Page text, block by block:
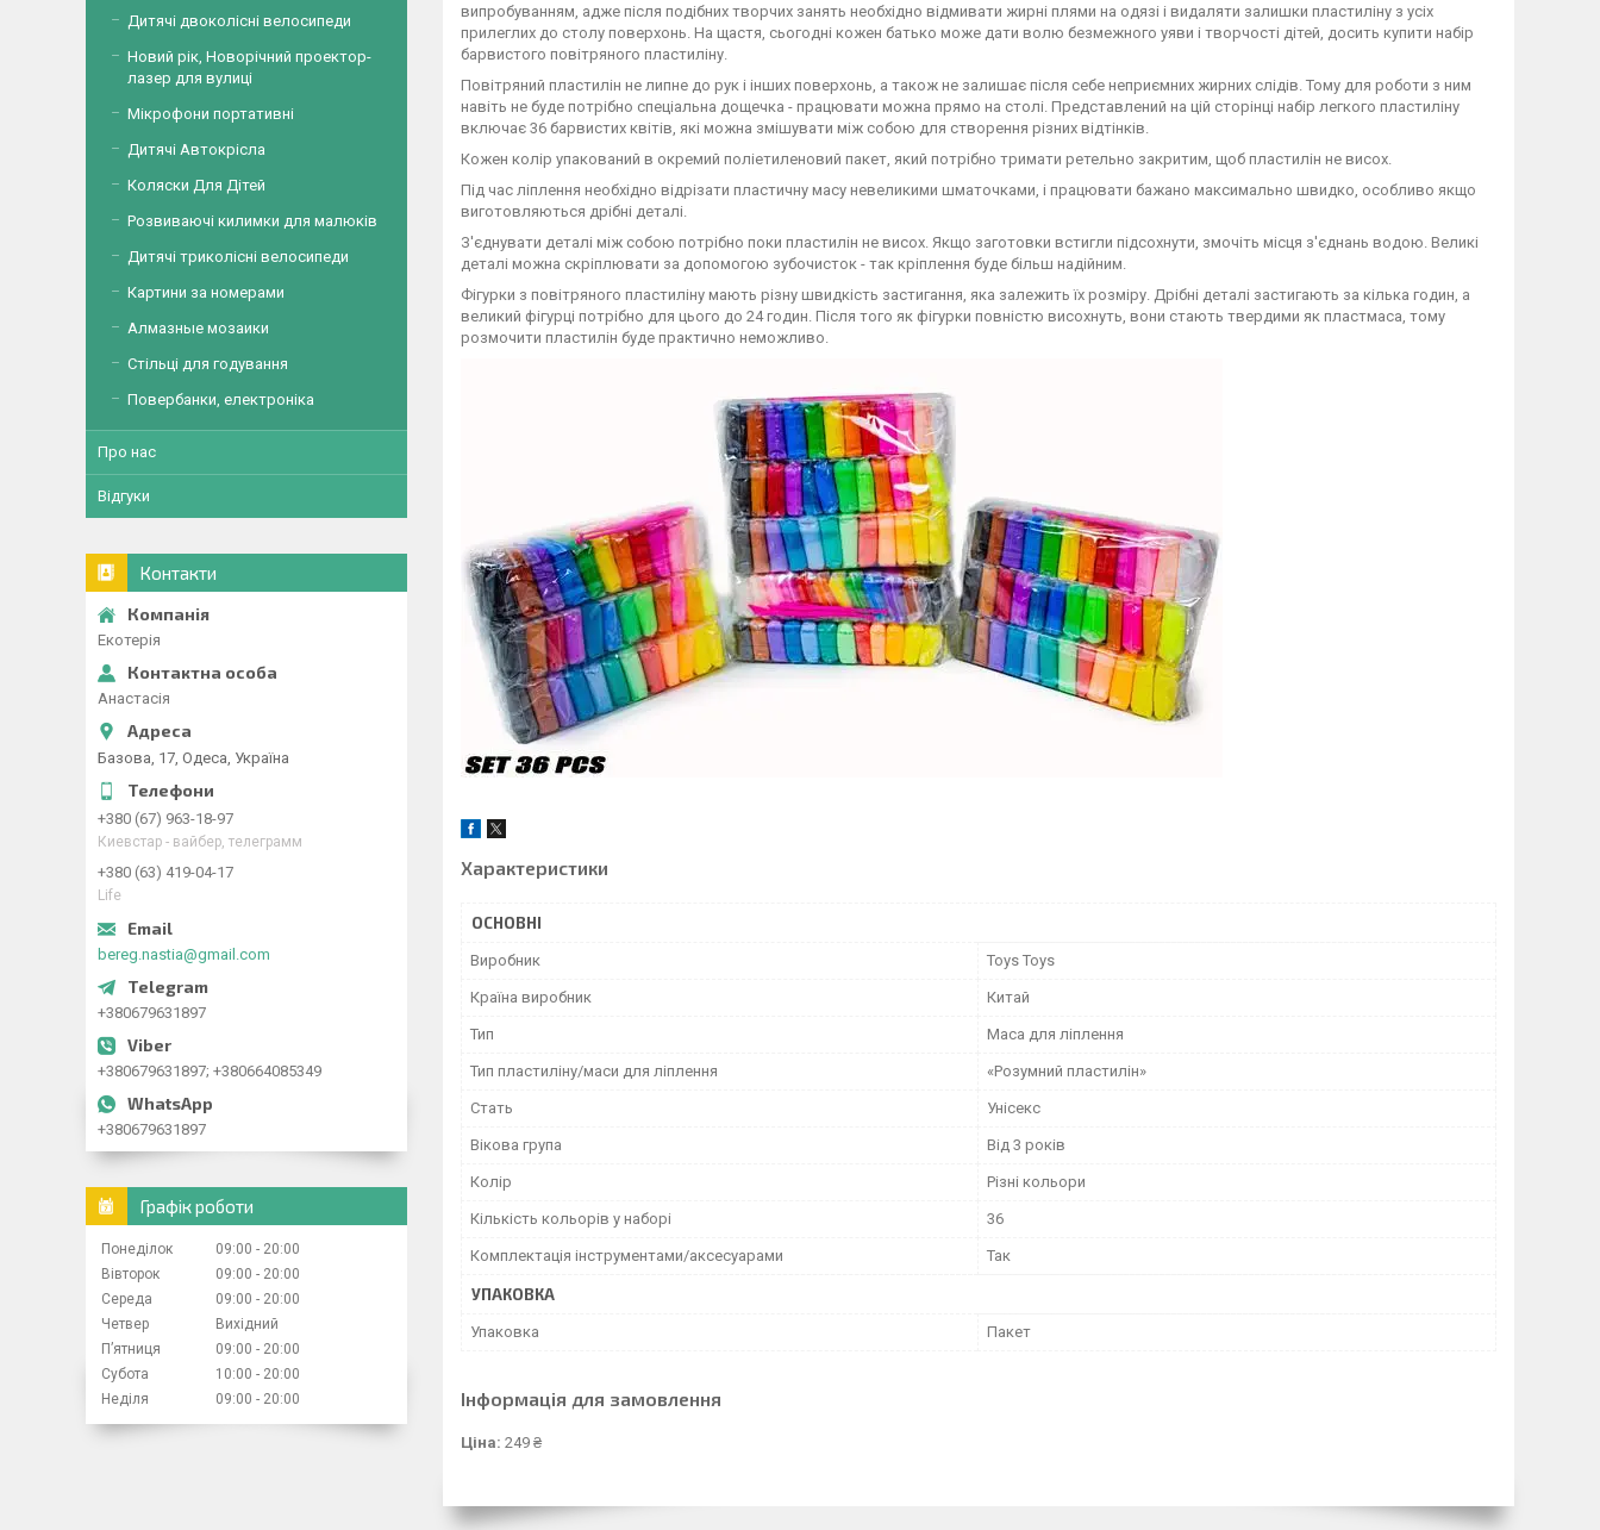
випробуванням, адже після подібних творчих занять необхідно відмивати жирні плями на одязі і видаляти залишки пластиліну з усіх
прилеглих до столу поверхонь. На щастя, сьогодні кожен батько може дати волю безмежного уяви і творчості дітей, досить купити набір
барвистого повітряного пластиліну.
Повітряний пластилін не липне до рук і інших поверхонь, а також не залишає після себе неприємних жирних слідів. Тому для роботи з ним
навіть не буде потрібно спеціальна дощечка - працювати можна прямо на столі. Представлений на цій сторінці набір легкого пластиліну
включає 36 барвистих квітів, які можна змішувати між собою для створення різних відтінків.
Кожен колір упакований в окремий поліетиленовий пакет, який потрібно тримати ретельно закритим, щоб пластилін не висох.
Під час ліплення необхідно відрізати пластичну масу невеликими шматочками, і працювати бажано максимально швидко, особливо якщо
виготовляються дрібні деталі.
З'єднувати деталі між собою потрібно поки пластилін не висох. Якщо заготовки встигли підсохнути, змочіть місця з'єднань водою. Великі
деталі можна скріплювати за допомогою зубочисток - так кріплення буде більш надійним.
Фігурки з повітряного пластиліну мають різну швидкість застигання, яка залежить їх розміру. Дрібні деталі застигають за кілька годин, а
великий фігурці потрібно для цього до 24 годин. Після того як фігурки повністю висохнуть, вони стають твердими як пластмаса, тому
розмочити пластилін буде практично неможливо.
Характеристики
ОСНОВНІ
Виробник Toys Toys
Країна виробник Китай
Тип Маса для ліплення
Тип пластиліну/маси для ліплення «Розумний пластилін»
Стать Унісекс
Вікова група Від 3 років
Колір Різні кольори
Кількість кольорів у наборі 36
Комплектація інструментами/аксесуарами Так
УПАКОВКА
Упаковка Пакет
Інформація для замовлення
Ціна: 249 ₴
Дитячі двоколісні велосипеди
Новий рік, Новорічний проектор-
лазер для вулиці
Мікрофони портативні
Дитячі Автокрісла
Коляски Для Дітей
Розвиваючі килимки для малюків
Дитячі триколісні велосипеди
Картини за номерами
Алмазные мозаики
Стільці для годування
Повербанки, електроніка
Про нас
Відгуки
Контакти
Екотерія
Анастасія
Базова, 17, Одеса, Україна
+380 (67) 963-18-97
Киевстар - вайбер, телеграмм
+380 (63) 419-04-17
Life
bereg.nastia@gmail.com
+380679631897
+380679631897; +380664085349
+380679631897
Графік роботи
Понеділок 09:00
20:00
Вівторок
09:00
20:00
Середа
09:00
20:00
Четвер
Вихідний
Пʼятниця
09:00
20:00
Субота
10:00
20:00
Неділя
09:00 20:00